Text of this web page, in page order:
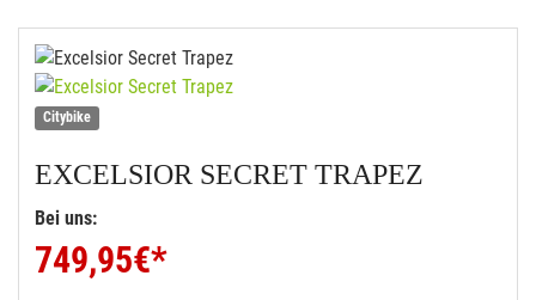
Citybike
EXCELSIOR SECRET TRAPEZ
Bei uns:
749,95€*